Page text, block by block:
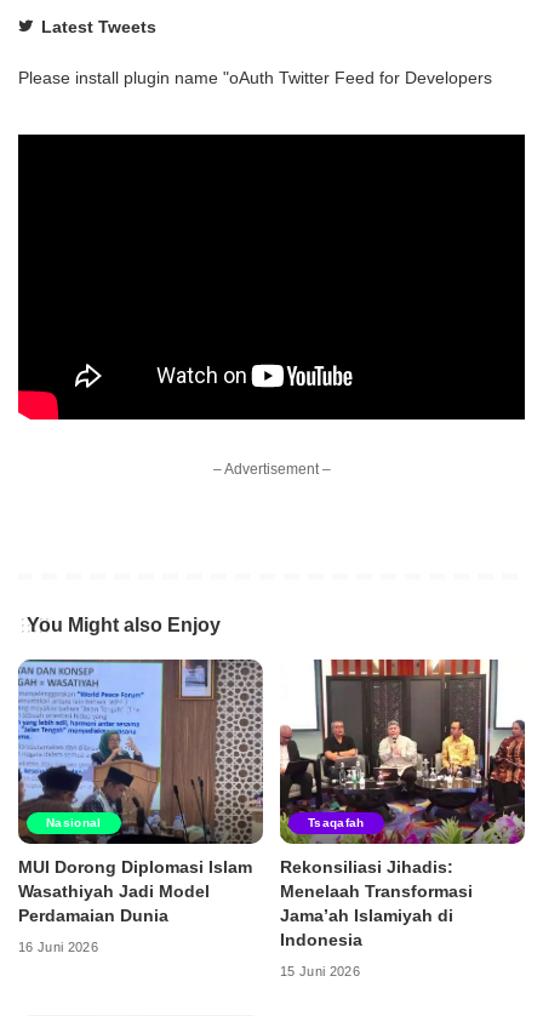
Latest Tweets
Please install plugin name "oAuth Twitter Feed for Developers
– Advertisement –
You Might also Enjoy
Nasional
MUI Dorong Diplomasi Islam
Wasathiyah Jadi Model
Perdamaian Dunia
16 Juni 2026
Tsaqafah
Rekonsiliasi Jihadis:
Menelaah Transformasi
Jama’ah Islamiyah di
Indonesia
15 Juni 2026